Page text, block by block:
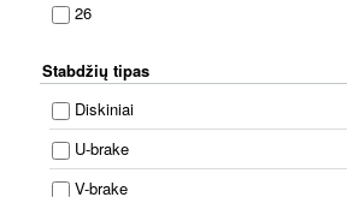
26
Stabdžių tipas
Diskiniai
U-brake
V-brake